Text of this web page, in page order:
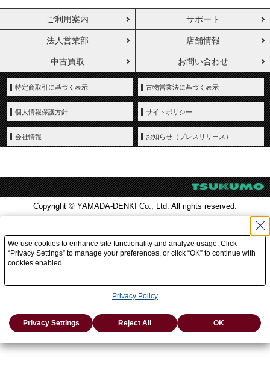
ご利用案内 サポート
法人営業部 店舗情報
中古買取 お問い合わせ
特定商取引に基づく表示 古物営業法に基づく表示
個人情報保護方針 サイトポリシー
会社情報 お知らせ（プレスリリース）
Copyright © YAMADA-DENKI Co., Ltd. All rights reserved.
We use cookies to enhance site functionality and analyze usage. Click
“Privacy Settings” to manage your preferences, or click “OK” to continue with
cookies enabled.
Privacy Policy
Privacy Settings Reject All OK